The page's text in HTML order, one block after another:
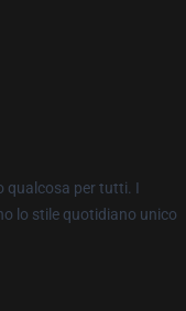
qualcosa per tutti. I
lo stile quotidiano unico